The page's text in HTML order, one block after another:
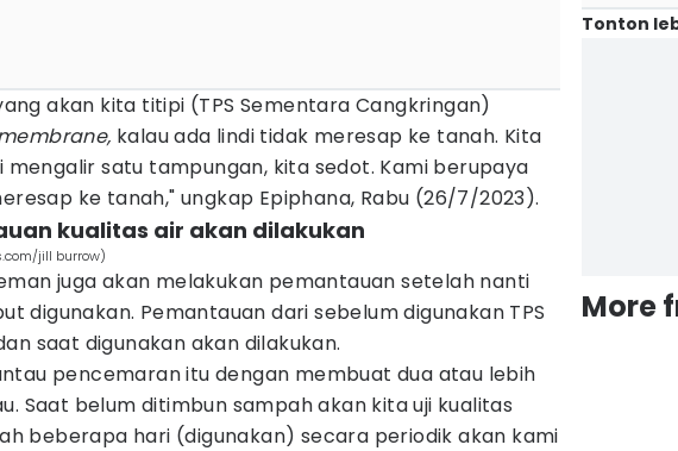
akan kita titipi (TPS Sementara Cangkringan)
kalau ada lindi tidak meresap ke tanah. Kita
mengalir satu tampungan, kita sedot. Kami berupaya
ke tanah," ungkap Epiphana, Rabu (26/7/2023).
kualitas air akan dilakukan
jill burrow)
juga akan melakukan pemantauan setelah nanti
digunakan. Pemantauan dari sebelum digunakan TPS
saat digunakan akan dilakukan.
pencemaran itu dengan membuat dua atau lebih
Saat belum ditimbun sampah akan kita uji kualitas
beberapa hari (digunakan) secara periodik akan kami
Tonton
More